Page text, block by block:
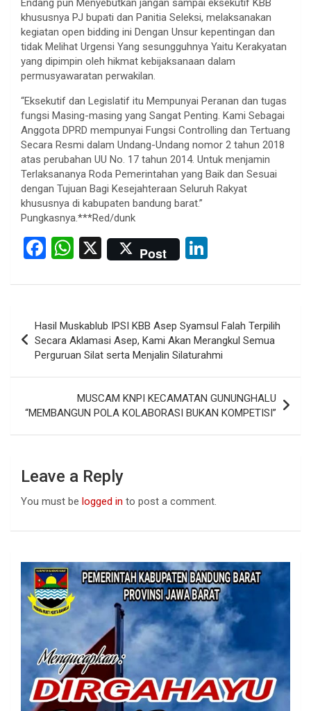
khususnya PJ bupati dan Panitia Seleksi, melaksanakan
kegiatan open bidding ini Dengan Unsur kepentingan dan
tidak Melihat Urgensi Yang sesungguhnya Yaitu Kerakyatan
yang dipimpin oleh hikmat kebijaksanaan dalam
permusyawaratan perwakilan.
“Eksekutif dan Legislatif itu Mempunyai Peranan dan tugas
fungsi Masing-masing yang Sangat Penting. Kami Sebagai
Anggota DPRD mempunyai Fungsi Controlling dan Tertuang
Secara Resmi dalam Undang-Undang nomor 2 tahun 2018
atas perubahan UU No. 17 tahun 2014. Untuk menjamin
Terlaksananya Roda Pemerintahan yang Baik dan Sesuai
dengan Tujuan Bagi Kesejahteraan Seluruh Rakyat
khususnya di kabupaten bandung barat.”
Pungkasnya.***Red/dunk
F
ce
o
o
k
W
at
A
p
p
X Post
ke
n
navigation
Hasil Muskablub IPSI KBB Asep Syamsul Falah Terpilih
Secara Aklamasi Asep, Kami Akan Merangkul Semua
Perguruan Silat serta Menjalin Silaturahmi
MUSCAM KNPI KECAMATAN GUNUNGHALU
“MEMBANGUN POLA KOLABORASI BUKAN KOMPETISI”
Leave a Reply
You must be logged in to post a comment.